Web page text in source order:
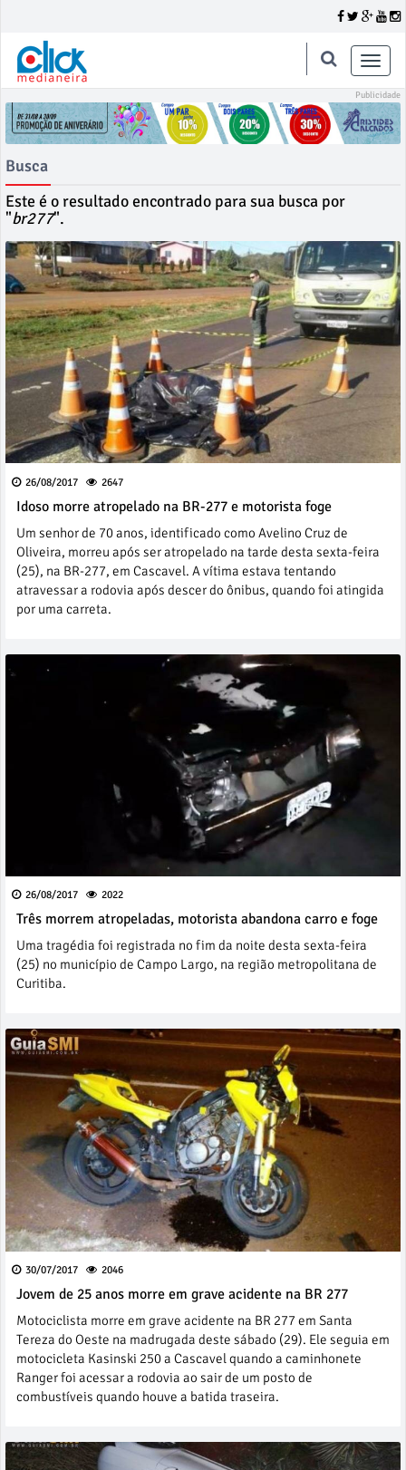
Toggle
Busca
Este é o resultado encontrado para sua busca por
"br277".
26/08/2017 2647
Idoso morre atropelado na BR-277 e motorista foge
Um senhor de 70 anos, identificado como Avelino Cruz de
Oliveira, morreu após ser atropelado na tarde desta sexta-feira
(25), na BR-277, em Cascavel. A vítima estava tentando
atravessar a rodovia após descer do ônibus, quando foi atingida
por uma carreta.
26/08/2017 2022
Três morrem atropeladas, motorista abandona carro e foge
Uma tragédia foi registrada no fim da noite desta sexta-feira
(25) no município de Campo Largo, na região metropolitana de
Curitiba.
30/07/2017 2046
Jovem de 25 anos morre em grave acidente na BR 277
Motociclista morre em grave acidente na BR 277 em Santa
Tereza do Oeste na madrugada deste sábado (29). Ele seguia em
motocicleta Kasinski 250 a Cascavel quando a caminhonete
Ranger foi acessar a rodovia ao sair de um posto de
combustíveis quando houve a batida traseira.